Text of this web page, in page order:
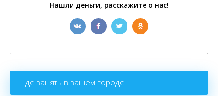
Нашли деньги, расскажите о нас!
Где занять в вашем городе